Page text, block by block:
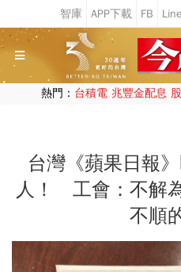
熱門： 台積電 兆豐金配息
台灣《蘋果日報
人！ 工會：不解
不順